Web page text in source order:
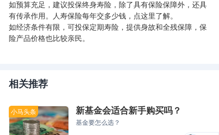
如预算充足，建议投保终身寿险，除了具有保险保障外，还具
有传承作用。
人寿保险每年交多少钱，点这里了解。
如经济条件有限，可投保定期寿险，提供身故和全残保障，保
险产品价格也比较亲民。
相关推荐
小马头条 新基金会适合新手购买吗？
基金要怎么选？